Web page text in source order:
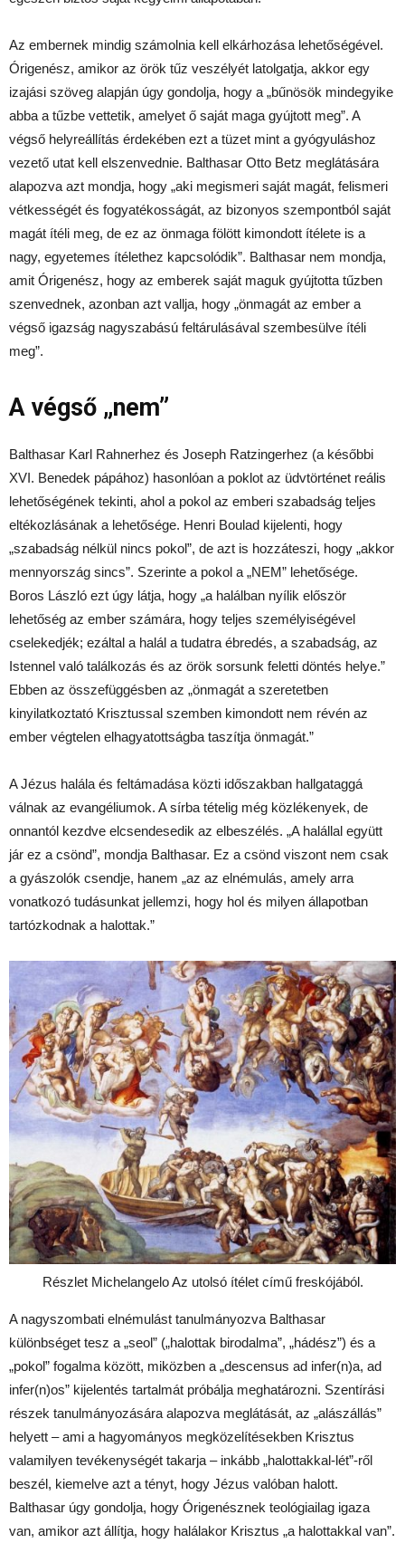
Az embernek mindig számolnia kell elkárhozása lehetőségével.
Órigenész, amikor az örök tűz veszélyét latolgatja, akkor egy
izajási szöveg alapján úgy gondolja, hogy a „bűnösök mindegyike
abba a tűzbe vettetik, amelyet ő saját maga gyújtott meg”. A
végső helyreállítás érdekében ezt a tüzet mint a gyógyuláshoz
vezető utat kell elszenvednie. Balthasar Otto Betz meglátására
alapozva azt mondja, hogy „aki megismeri saját magát, felismeri
vétkességét és fogyatékosságát, az bizonyos szempontból saját
magát ítéli meg, de ez az önmaga fölött kimondott ítélete is a
nagy, egyetemes ítélethez kapcsolódik”. Balthasar nem mondja,
amit Órigenész, hogy az emberek saját maguk gyújtotta tűzben
szenvednek, azonban azt vallja, hogy „önmagát az ember a
végső igazság nagyszabású feltárulásával szembesülve ítéli
meg”.
A végső „nem”
Balthasar Karl Rahnerhez és Joseph Ratzingerhez (a későbbi
XVI. Benedek pápához) hasonlóan a poklot az üdvtörténet reális
lehetőségének tekinti, ahol a pokol az emberi szabadság teljes
eltékozlásának a lehetősége. Henri Boulad kijelenti, hogy
„szabadság nélkül nincs pokol”, de azt is hozzáteszi, hogy „akkor
mennyország sincs”. Szerinte a pokol a „NEM” lehetősége.
Boros László ezt úgy látja, hogy „a halálban nyílik először
lehetőség az ember számára, hogy teljes személyiségével
cselekedjék; ezáltal a halál a tudatra ébredés, a szabadság, az
Istennel való találkozás és az örök sorsunk feletti döntés helye.”
Ebben az összefüggésben az „önmagát a szeretetben
kinyilatkoztató Krisztussal szemben kimondott nem révén az
ember végtelen elhagyatottságba taszítja önmagát.”
A Jézus halála és feltámadása közti időszakban hallgataggá
válnak az evangéliumok. A sírba tételig még közlékenyek, de
onnantól kezdve elcsendesedik az elbeszélés. „A halállal együtt
jár ez a csönd”, mondja Balthasar. Ez a csönd viszont nem csak
a gyászolók csendje, hanem „az az elnémulás, amely arra
vonatkozó tudásunkat jellemzi, hogy hol és milyen állapotban
tartózkodnak a halottak.”
Részlet Michelangelo Az utolsó ítélet című freskójából.
A nagyszombati elnémulást tanulmányozva Balthasar
különbséget tesz a „seol” („halottak birodalma”, „hádész”) és a
„pokol” fogalma között, miközben a „descensus ad infer(n)a, ad
infer(n)os” kijelentés tartalmát próbálja meghatározni. Szentírási
részek tanulmányozására alapozva meglátását, az „alászállás”
helyett – ami a hagyományos megközelítésekben Krisztus
valamilyen tevékenységét takarja – inkább „halottakkal-lét”-ről
beszél, kiemelve azt a tényt, hogy Jézus valóban halott.
Balthasar úgy gondolja, hogy Órigenésznek teológiailag igaza
van, amikor azt állítja, hogy halálakor Krisztus „a halottakkal van”.